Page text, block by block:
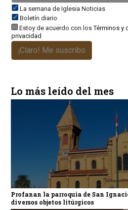
La semana de Iglesia Noticias
Boletín diario
Estoy de acuerdo con losTérminos y
privacidad
¡Claro! Me suscribo
Lo más leído del mes
Profanan la parroquia de San
diversos objetos litúrgicos